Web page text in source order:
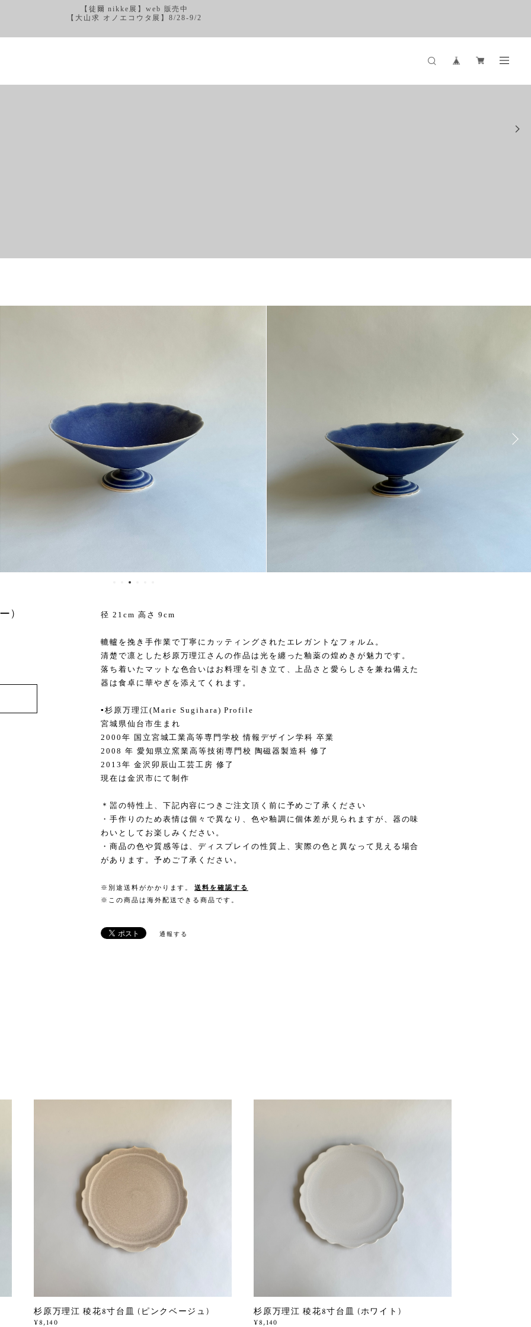
【徒爾 nikke展】web 販売中
【大山求 オノエコウタ展】8/28-9/2
) 径 21cm 高さ 9cm
轆轤を挽き手作業で丁寧にカッティングされたエレガントなフォルム。
清楚で凛とした杉原万理江さんの作品は光を纏った釉薬の煌めきが魅力です。
落ち着いたマットな色合いはお料理を引き立て、上品さと愛らしさを兼ね備えた
器は食卓に華やぎを添えてくれます。
▪️杉原万理江(Marie Sugihara) Profile
宮城県仙台市生まれ
2000年 国立宮城工業高等専門学校 情報デザイン学科 卒業
2008 年 愛知県立窯業高等技術専門校 陶磁器製造科 修了
2013年 金沢卯辰山工芸工房 修了
現在は金沢市にて制作
＊噐の特性上、下記内容につきご注文頂く前に予めご了承ください
・手作りのため表情は個々で異なり、色や釉調に個体差が見られますが、器の味
わいとしてお楽しみください。
・商品の色や質感等は、ディスプレイの性質上、実際の色と異なって見える場合
があります。予めご了承ください。
※別途送料がかかります。
送料を確認する
※この商品は海外配送できる商品です。
通報する
杉原万理江 稜花8寸台皿 (ピンクベージュ)
¥8,140
杉原万理江 稜花8寸台皿 (ホワイト)
¥8,140